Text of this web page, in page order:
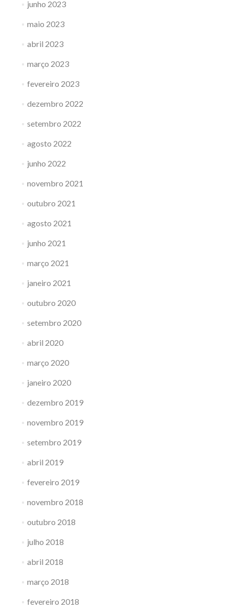
junho 2023
maio 2023
abril 2023
março 2023
fevereiro 2023
dezembro 2022
setembro 2022
agosto 2022
junho 2022
novembro 2021
outubro 2021
agosto 2021
junho 2021
março 2021
janeiro 2021
outubro 2020
setembro 2020
abril 2020
março 2020
janeiro 2020
dezembro 2019
novembro 2019
setembro 2019
abril 2019
fevereiro 2019
novembro 2018
outubro 2018
julho 2018
abril 2018
março 2018
fevereiro 2018